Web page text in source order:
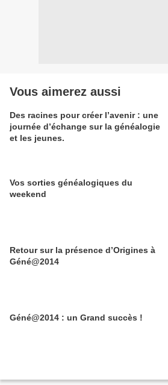
Vous aimerez aussi
Des racines pour créer l’avenir : une
journée d’échange sur la généalogie
et les jeunes.
Vos sorties généalogiques du
weekend
Retour sur la présence d’Origines à
Géné@2014
Géné@2014 : un Grand succès !